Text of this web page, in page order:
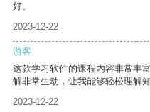
好。
2023-12-22
游客
这款学习软件的课程内容非常丰
解非常生动，让我能够轻松理解知
2023-12-22